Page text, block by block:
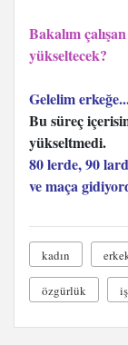
Bakalım
yükseltecek?
Gelelim
Bu süreç
yükseltmedi.
80 lerde, 90
ve maça
kadın
özgürlük iş